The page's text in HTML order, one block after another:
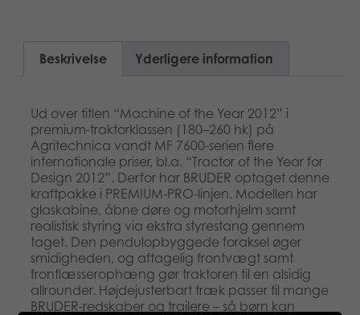
Beskrivelse Yderligere information
Ud over titlen “Machine of the Year 2012” i
premium-traktorklassen (180–260 hk) på
Agritechnica vandt MF 7600-serien flere
internationale priser, bl.a. “Tractor of the Year for
Design 2012”. Derfor har BRUDER optaget denne
kraftpakke i PREMIUM-PRO-linjen. Modellen har
glas­kabine, åbne døre og motorhjelm samt
realistisk styring via ekstra styrestang gennem
taget. Den pendulopbyggede foraksel øger
smidigheden, og aftagelig frontvægt samt
frontlæsserophæng gør traktoren til en alsidig
allrounder. Højdejusterbart træk passer til mange
BRUDER-redskaber og trailere – så børn kan